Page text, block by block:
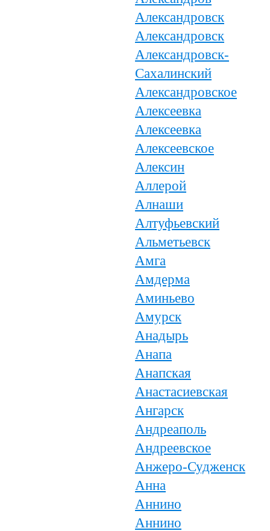
Александровск
Александровск
Александровск-
Сахалинский
Александровское
Алексеевка
Алексеевка
Алексеевское
Алексин
Аллерой
Алнаши
Алтуфьевский
Альметьевск
Амга
Амдерма
Аминьево
Амурск
Анадырь
Анапа
Анапская
Анастасиевская
Ангарск
Андреаполь
Андреевское
Анжеро-Судженск
Анна
Аннино
Аннино